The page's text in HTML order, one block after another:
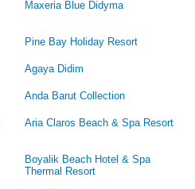
Maxeria Blue Didyma
Pine Bay Holiday Resort
Agaya Didim
Anda Barut Collection
Aria Claros Beach & Spa Resort
Boyalik Beach Hotel & Spa
Thermal Resort